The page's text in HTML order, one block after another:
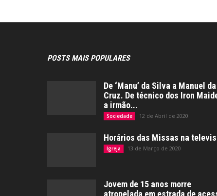
POSTS MAIS POPULARES
De ‘Manu’ da Silva a Manuel da
Cruz. De técnico dos Iron
a irmão...
Sociedade 12 de Abril de 2020
Horários das Missas na
Igreja 13 de Março de 2020
Jovem de 15 anos morre
atropelada em estrada de